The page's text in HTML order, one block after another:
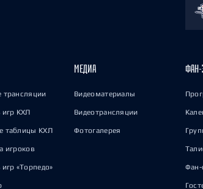
трансляции
игр КХЛ
таблицы КХЛ
игроков
игр «Торпедо»
МЕДИА
Видеоматериалы
Видеотрансляции
Фотогалерея
ФАН-
Фан-